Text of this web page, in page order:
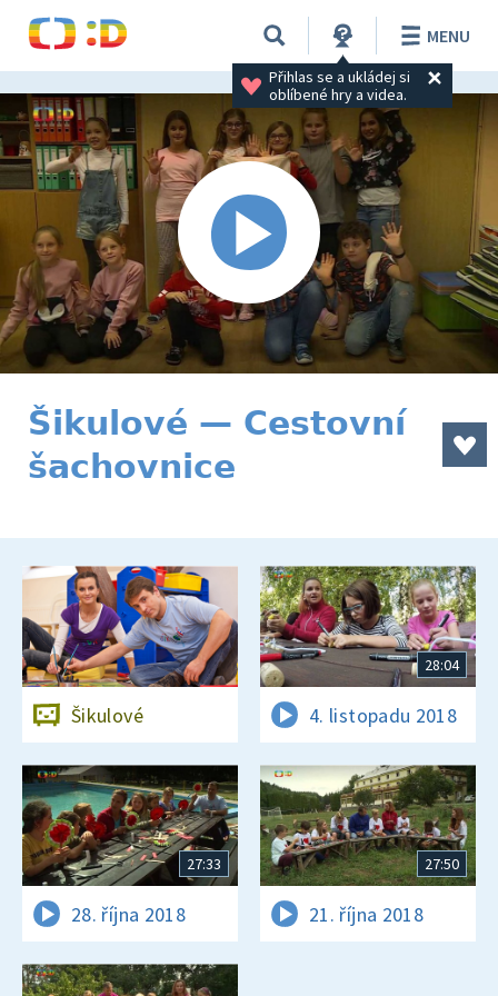
Přihlas se a ukládej si
oblíbené hry a videa.
MENU
Šikulové — Cestovní
šachovnice
Šikulové
28:04
4. listopadu 2018
27:33
28. října 2018
27:50
21. října 2018